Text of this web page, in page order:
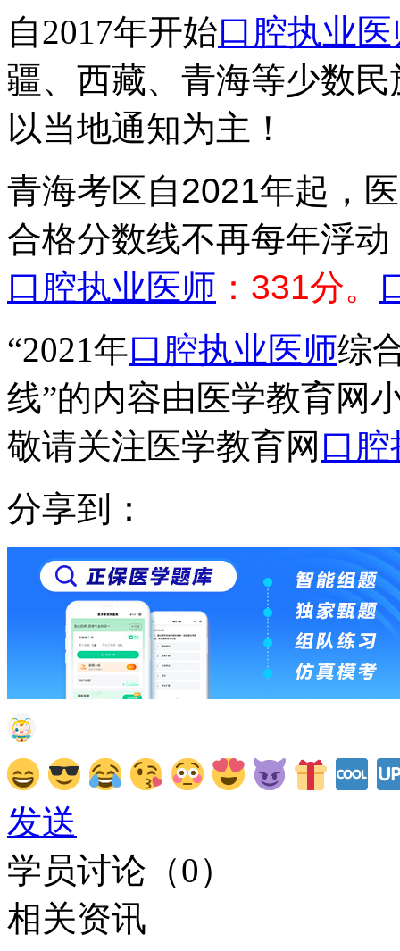
自2017年开始口腔执业
疆、西藏、青海等少数
以当地通知为主！
青海考区自2021年起，
合格分数线不再每年浮
口腔执业医师 ：331分。
“2021年口腔执业医师综
线”的内容由医学教育网
敬请关注医学教育网 口
分享到：
发送
学员讨论（0）
相关资讯